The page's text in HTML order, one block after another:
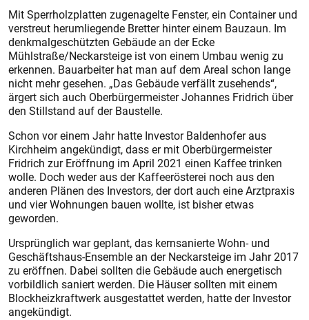
Mit Sperrholzplatten zugenagelte Fenster, ein Container und
verstreut herumliegende Bretter hinter einem Bauzaun. Im
denkmalgeschützten Gebäude an der Ecke
Mühlstraße/Neckarsteige ist von einem Umbau wenig zu
erkennen. Bauarbeiter hat man auf dem Areal schon lange
nicht mehr gesehen. „Das Gebäude verfällt zusehends“,
ärgert sich auch Oberbürgermeister Johannes Fridrich über
den Stillstand auf der Baustelle.
Schon vor einem Jahr hatte Investor Baldenhofer aus
Kirchheim angekündigt, dass er mit Oberbürgermeister
Fridrich zur Eröffnung im April 2021 einen Kaffee trinken
wolle. Doch weder aus der Kaffeerösterei noch aus den
anderen Plänen des Investors, der dort auch eine Arztpraxis
und vier Wohnungen bauen wollte, ist bisher etwas
geworden.
Ursprünglich war geplant, das kernsanierte Wohn- und
Geschäftshaus-Ensemble an der Neckarsteige im Jahr 2017
zu eröffnen. Dabei sollten die Gebäude auch energetisch
vorbildlich saniert werden. Die Häuser sollten mit einem
Blockheizkraftwerk ausgestattet werden, hatte der Investor
angekündigt.